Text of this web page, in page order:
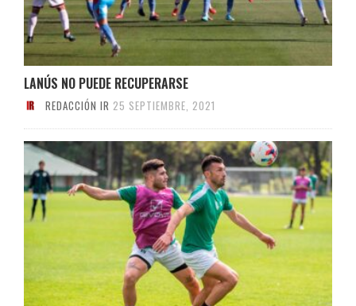
LANÚS NO PUEDE RECUPERARSE
REDACCIÓN IR 25 SEPTIEMBRE, 2021